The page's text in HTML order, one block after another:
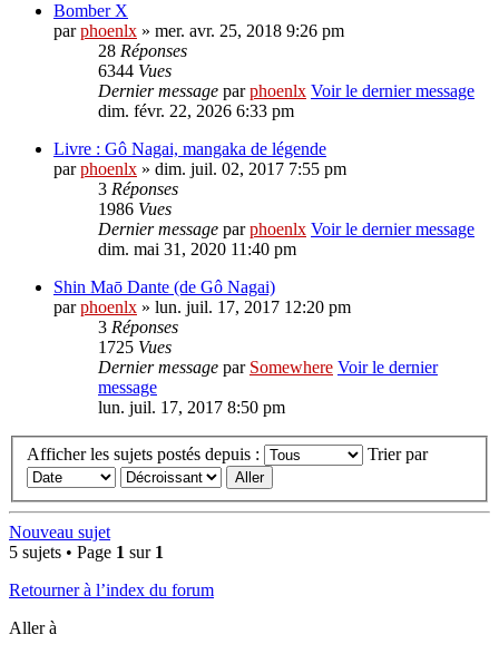
Bomber X
parphoenlx » mer. avr. 25, 2018 9:26 pm
28 Réponses
6344 Vues
Dernier message parphoenlx Voir le dernier message
dim. févr. 22, 2026 6:33 pm
Livre : Gô Nagai, mangaka de légende
parphoenlx » dim. juil. 02, 2017 7:55 pm
3 Réponses
1986 Vues
Dernier message parphoenlx Voir le dernier message
dim. mai 31, 2020 11:40 pm
Shin Maō Dante (de Gô Nagai)
parphoenlx » lun. juil. 17, 2017 12:20 pm
3 Réponses
1725 Vues
Dernier message par Somewhere Voir le dernier
message
lun. juil. 17, 2017 8:50 pm
Afficher les sujets postés depuis : Trier par
Nouveau sujet
5 sujets • Page 1 sur 1
Retourner à l’index du forum
Aller à